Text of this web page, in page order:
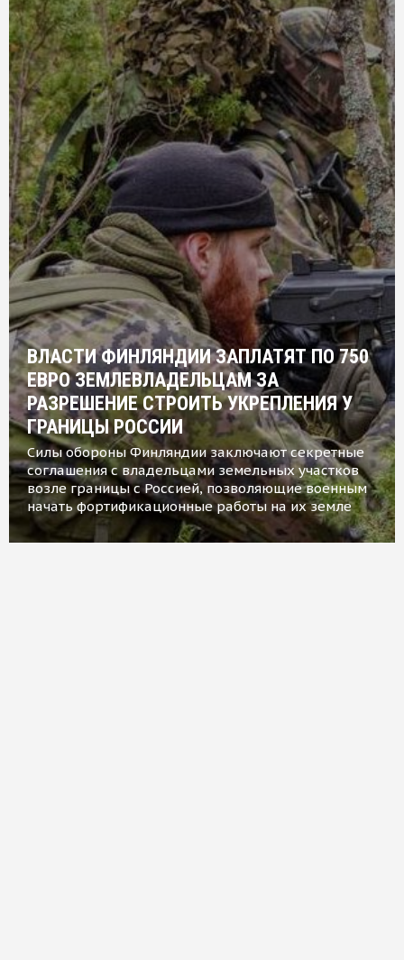
ВЛАСТИ ФИНЛЯНДИИ ЗАПЛАТЯТ ПО 750
ЕВРО ЗЕМЛЕВЛАДЕЛЬЦАМ ЗА
РАЗРЕШЕНИЕ СТРОИТЬ УКРЕПЛЕНИЯ У
ГРАНИЦЫ РОССИИ
Силы обороны Финляндии заключают секретные
соглашения с владельцами земельных участков
возле границы с Россией, позволяющие военным
начать фортификационные работы на их земле